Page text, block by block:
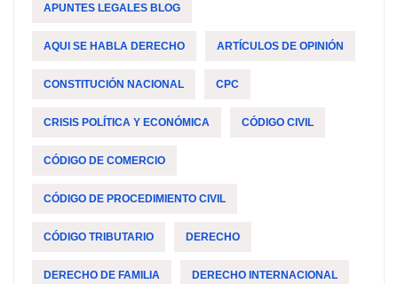
APUNTES LEGALES BLOG
AQUI SE HABLA DERECHO ARTÍCULOS DE OPINIÓN
CONSTITUCIÓN NACIONAL CPC
CRISIS POLÍTICA Y ECONÓMICA CÓDIGO CIVIL
CÓDIGO DE COMERCIO
CÓDIGO DE PROCEDIMIENTO CIVIL
CÓDIGO TRIBUTARIO DERECHO
DERECHO DE FAMILIA DERECHO INTERNACIONAL